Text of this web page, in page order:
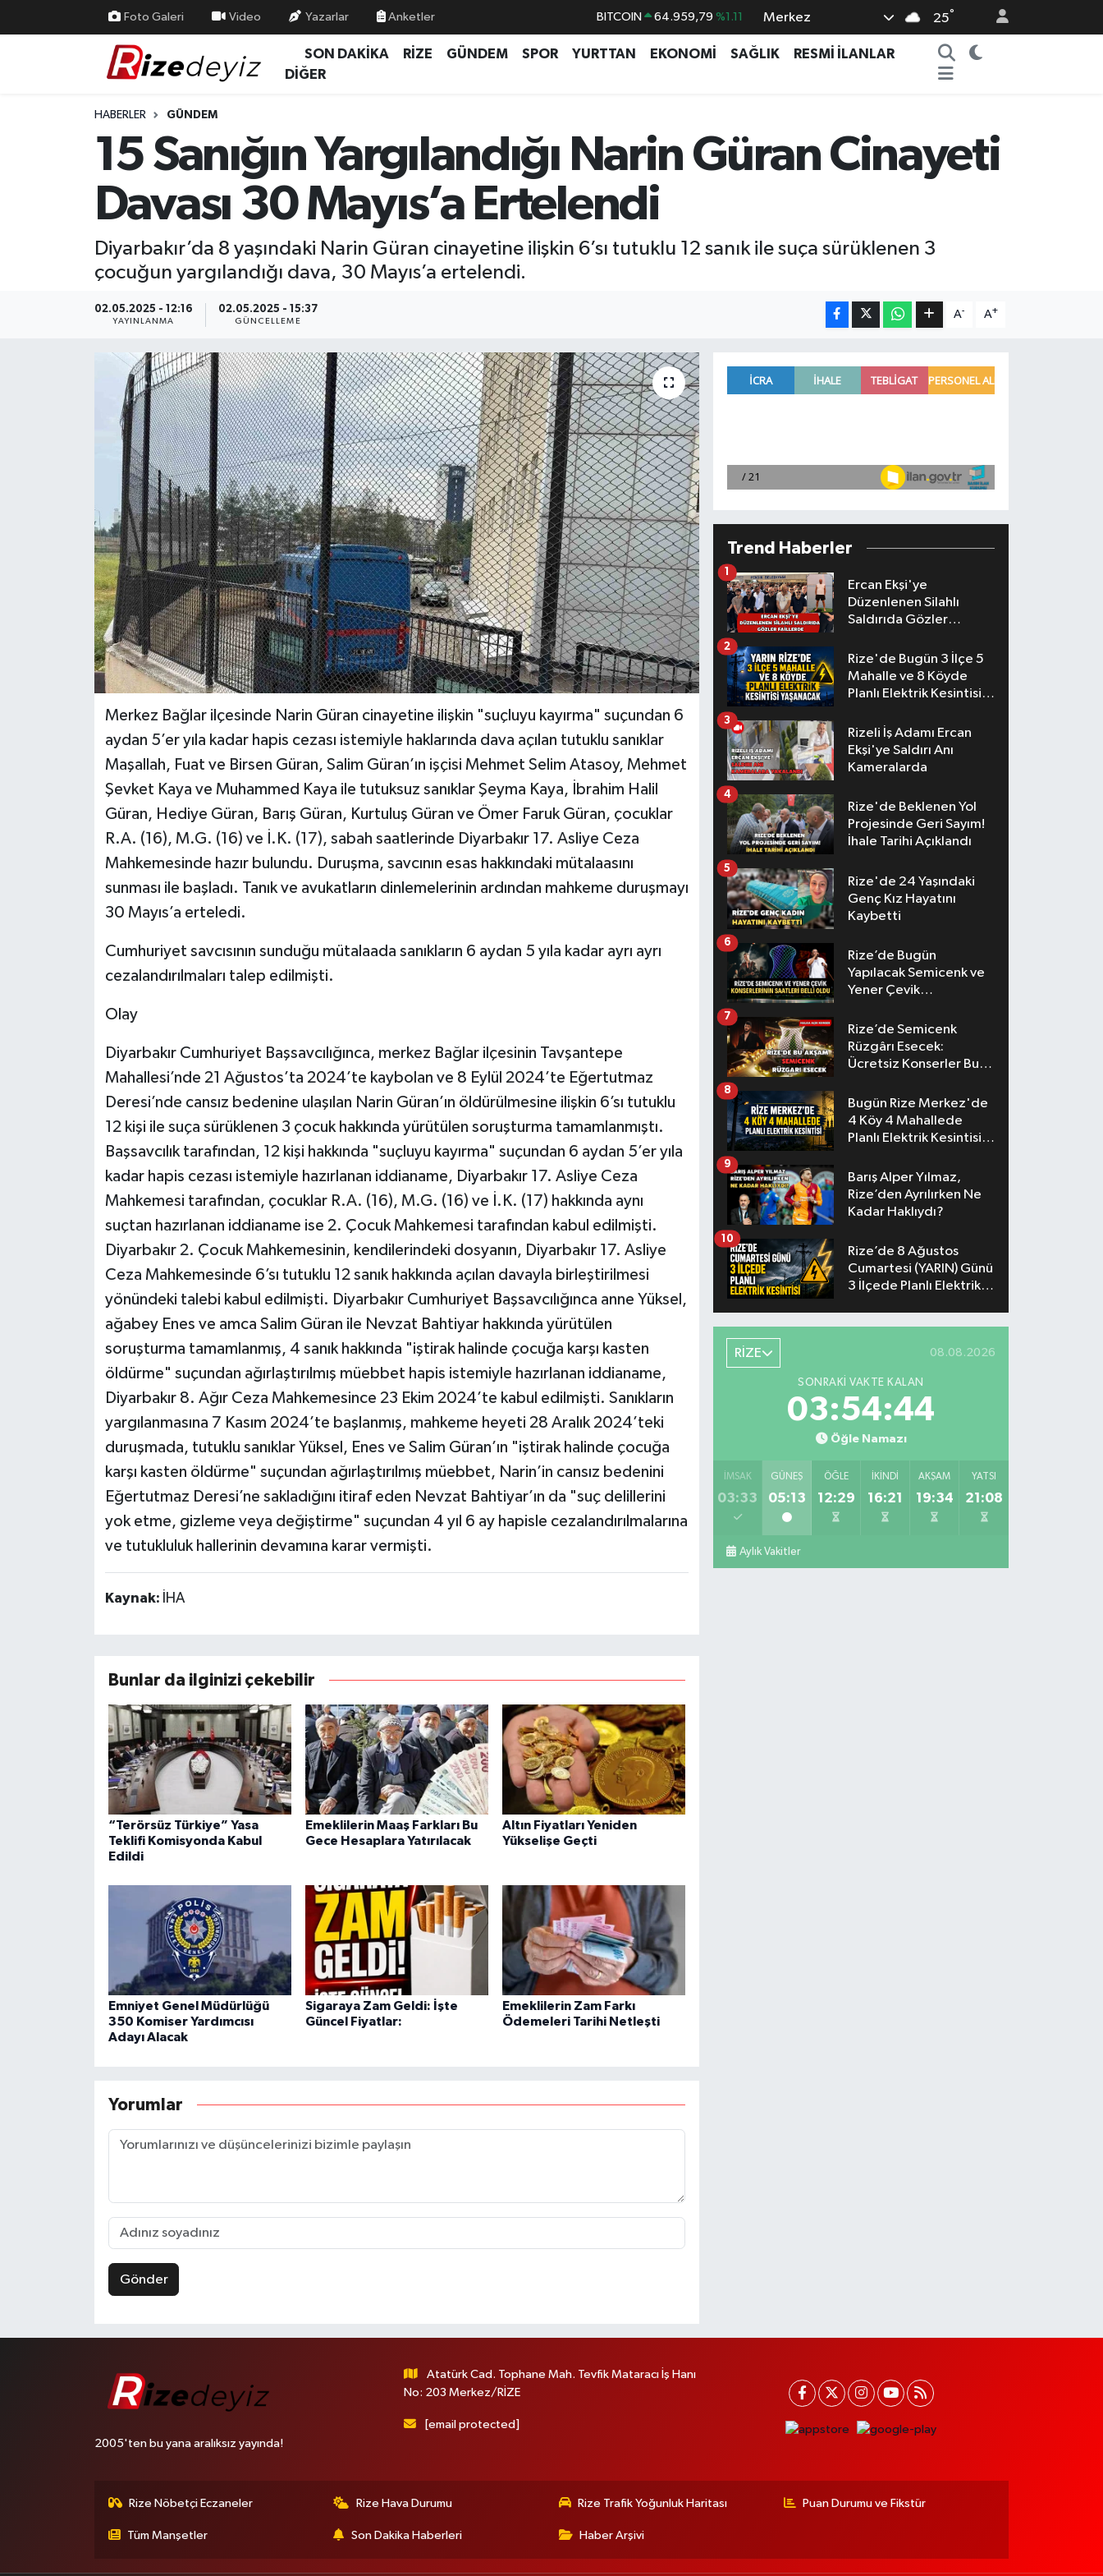
Foto Galeri Video Yazarlar Anketler
DOLAR 47,7436 %0.18
BİST100 13.779 %-14
Merkez 25°
SON DAKİKA RİZE GÜNDEM SPOR YURTTAN EKONOMİ SAĞLIK
RESMİ İLANLAR
DİĞER
HABERLER GÜNDEM
15 Sanığın Yargılandığı Narin Güran Cinayeti
Davası 30 Mayıs’a Ertelendi
Diyarbakır’da 8 yaşındaki Narin Güran cinayetine ilişkin 6’sı tutuklu 12 sanık ile suça sürüklenen 3
çocuğun yargılandığı dava, 30 Mayıs’a ertelendi.
02.05.2025 - 12:16
YAYINLANMA
02.05.2025 - 15:37
GÜNCELLEME
A- A+
Merkez Bağlar ilçesinde Narin Güran cinayetine ilişkin "suçluyu kayırma" suçundan 6
aydan 5’er yıla kadar hapis cezası istemiyle haklarında dava açılan tutuklu sanıklar
Maşallah, Fuat ve Birsen Güran, Salim Güran’ın işçisi Mehmet Selim Atasoy, Mehmet
Şevket Kaya ve Muhammed Kaya ile tutuksuz sanıklar Şeyma Kaya, İbrahim Halil
Güran, Hediye Güran, Barış Güran, Kurtuluş Güran ve Ömer Faruk Güran, çocuklar
R.A. (16), M.G. (16) ve İ.K. (17), sabah saatlerinde Diyarbakır 17. Asliye Ceza
Mahkemesinde hazır bulundu. Duruşma, savcının esas hakkındaki mütalaasını
sunması ile başladı. Tanık ve avukatların dinlemelerinin ardından mahkeme duruşmayı
30 Mayıs’a erteledi.
Cumhuriyet savcısının sunduğu mütalaada sanıkların 6 aydan 5 yıla kadar ayrı ayrı
cezalandırılmaları talep edilmişti.
Olay
Diyarbakır Cumhuriyet Başsavcılığınca, merkez Bağlar ilçesinin Tavşantepe
Mahallesi’nde 21 Ağustos’ta 2024’te kaybolan ve 8 Eylül 2024’te Eğertutmaz
Deresi’nde cansız bedenine ulaşılan Narin Güran’ın öldürülmesine ilişkin 6’sı tutuklu
12 kişi ile suça sürüklenen 3 çocuk hakkında yürütülen soruşturma tamamlanmıştı.
Başsavcılık tarafından, 12 kişi hakkında "suçluyu kayırma" suçundan 6 aydan 5’er yıla
kadar hapis cezası istemiyle hazırlanan iddianame, Diyarbakır 17. Asliye Ceza
Mahkemesi tarafından, çocuklar R.A. (16), M.G. (16) ve İ.K. (17) hakkında aynı
suçtan hazırlanan iddianame ise 2. Çocuk Mahkemesi tarafından kabul edilmişti.
Diyarbakır 2. Çocuk Mahkemesinin, kendilerindeki dosyanın, Diyarbakır 17. Asliye
Ceza Mahkemesinde 6’sı tutuklu 12 sanık hakkında açılan davayla birleştirilmesi
yönündeki talebi kabul edilmişti. Diyarbakır Cumhuriyet Başsavcılığınca anne Yüksel,
ağabey Enes ve amca Salim Güran ile Nevzat Bahtiyar hakkında yürütülen
soruşturma tamamlanmış, 4 sanık hakkında "iştirak halinde çocuğa karşı kasten
öldürme" suçundan ağırlaştırılmış müebbet hapis istemiyle hazırlanan iddianame,
Diyarbakır 8. Ağır Ceza Mahkemesince 23 Ekim 2024’te kabul edilmişti. Sanıkların
yargılanmasına 7 Kasım 2024’te başlanmış, mahkeme heyeti 28 Aralık 2024’teki
duruşmada, tutuklu sanıklar Yüksel, Enes ve Salim Güran’ın "iştirak halinde çocuğa
karşı kasten öldürme" suçundan ağırlaştırılmış müebbet, Narin’in cansız bedenini
Eğertutmaz Deresi’ne sakladığını itiraf eden Nevzat Bahtiyar’ın da "suç delillerini
yok etme, gizleme veya değiştirme" suçundan 4 yıl 6 ay hapisle cezalandırılmalarına
ve tutukluluk hallerinin devamına karar vermişti.
Kaynak: İHA
Bunlar da ilginizi çekebilir
“Terörsüz Türkiye” Yasa
Teklifi Komisyonda Kabul
Edildi
Emeklilerin Maaş Farkları Bu
Gece Hesaplara Yatırılacak
Altın Fiyatları Yeniden
Yükselişe Geçti
Emniyet Genel Müdürlüğü
350 Komiser Yardımcısı
Adayı Alacak
Sigaraya Zam Geldi: İşte
Güncel Fiyatlar:
Emeklilerin Zam Farkı
Ödemeleri Tarihi Netleşti
Yorumlar
Gönder
Trend Haberler
Ercan Ekşi'ye
Düzenlenen Silahlı
Saldırıda Gözler
1
Rize'de Bugün 3 İlçe 5
Mahalle ve 8 Köyde
Planlı Elektrik Kesintisi
2
Rizeli İş Adamı Ercan
Ekşi'ye Saldırı Anı
Kameralarda
3
Rize'de Beklenen Yol
Projesinde Geri Sayım!
İhale Tarihi Açıklandı
4
Rize'de 24 Yaşındaki
Genç Kız Hayatını
Kaybetti
5
Rize’de Bugün
Yapılacak Semicenk ve
Yener Çevik
Belli Oldu
6
Rize’de Semicenk
Rüzgârı Esecek:
Ücretsiz Konserler Bu
7
Bugün Rize Merkez'de
4 Köy 4 Mahallede
Planlı Elektrik Kesintisi
8
Barış Alper Yılmaz,
Rize’den Ayrılırken Ne
Kadar Haklıydı?
9
Rize’de 8 Ağustos
Cumartesi (YARIN) Günü
3 İlçede Planlı Elektrik
10
RİZE 08.08.2026
SONRAKI VAKTE KALAN
03:54:43
Öğle Namazı
İMSAK
03:33
GÜNEŞ
05:13
ÖĞLE
12:29
İKINDI
16:21
AKŞAM
19:34
YATSI
21:08
Aylık Vakitler
2005'ten bu yana aralıksız yayında!
Atatürk Cad. Tophane Mah. Tevfik Mataracı İş Hanı
No: 203 Merkez/RİZE
[email protected]
Rize Nöbetçi Eczaneler Rize Hava Durumu Rize Trafik Yoğunluk Haritası Puan Durumu ve Fikstür
Tüm Manşetler Son Dakika Haberleri Haber Arşivi
Yurttan Haberler
Ekonomi
Rize Nöbetçi Eczaneler
Rize Trafik Yoğunluk Haritası
Süper Lig Puan Durumu ve Fikstür
Son Dakika Haberleri
Haber Arşivi